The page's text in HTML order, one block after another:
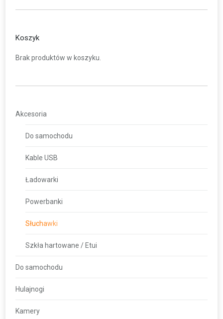
Koszyk
Brak produktów w koszyku.
Akcesoria
Do samochodu
Kable USB
Ładowarki
Powerbanki
Słuchawki
Szkła hartowane / Etui
Do samochodu
Hulajnogi
Kamery